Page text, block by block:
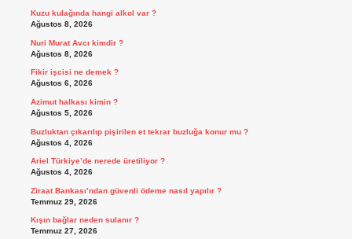
Kuzu kulağında hangi alkol var ?
Ağustos 8, 2026
Nuri Murat Avcı kimdir ?
Ağustos 8, 2026
Fikir işcisi ne demek ?
Ağustos 6, 2026
Azimut halkası kimin ?
Ağustos 5, 2026
Buzluktan çıkarılıp pişirilen et tekrar buzluğa konur mu ?
Ağustos 4, 2026
Ariel Türkiye’de nerede üretiliyor ?
Ağustos 4, 2026
Ziraat Bankası’ndan güvenli ödeme nasıl yapılır ?
Temmuz 29, 2026
Kışın bağlar neden sulanır ?
Temmuz 27, 2026